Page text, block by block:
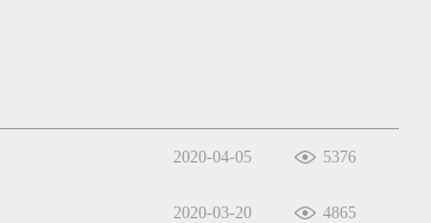
2020-04-05 5376
2020-03-20 4865